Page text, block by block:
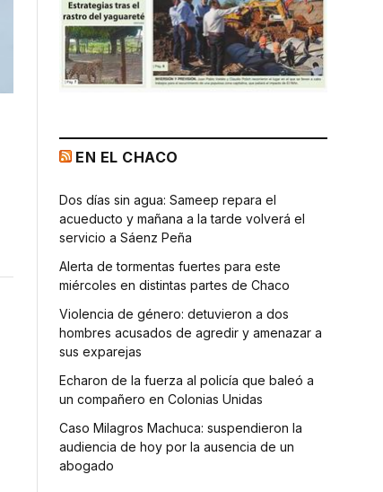
EN EL CHACO
Dos días sin agua: Sameep repara el
acueducto y mañana a la tarde volverá el
servicio a Sáenz Peña
Alerta de tormentas fuertes para este
miércoles en distintas partes de Chaco
Violencia de género: detuvieron a dos
hombres acusados de agredir y amenazar a
sus exparejas
Echaron de la fuerza al policía que baleó a
un compañero en Colonias Unidas
Caso Milagros Machuca: suspendieron la
audiencia de hoy por la ausencia de un
abogado